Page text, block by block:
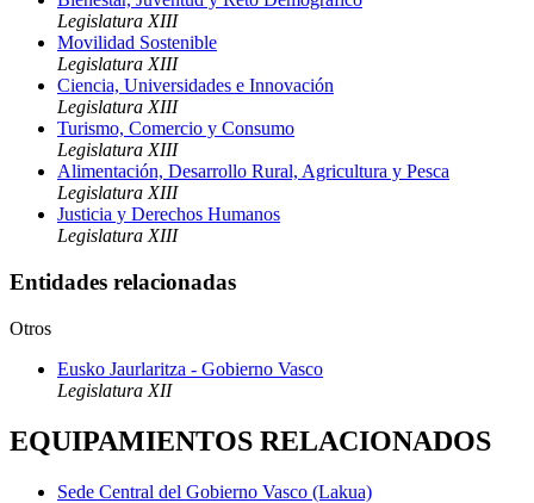
Legislatura XIII
Movilidad Sostenible
Legislatura XIII
Ciencia, Universidades e Innovación
Legislatura XIII
Turismo, Comercio y Consumo
Legislatura XIII
Alimentación, Desarrollo Rural, Agricultura y Pesca
Legislatura XIII
Justicia y Derechos Humanos
Legislatura XIII
Entidades relacionadas
Otros
Eusko Jaurlaritza - Gobierno Vasco
Legislatura XII
EQUIPAMIENTOS RELACIONADOS
Sede Central del Gobierno Vasco (Lakua)